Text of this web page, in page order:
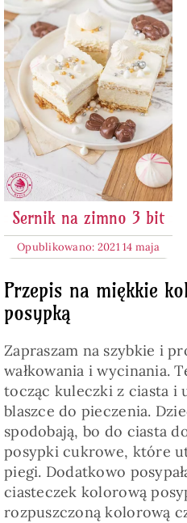
Sernik na zimno 3 bit
Opublikowano: 2021 14 maja
Przepis na miękkie
posypką
Zapraszam na szybkie i
wałkowania i wycinania.
tocząc kuleczki z ciasta i
blaszce do pieczenia.
spodobają, bo do ciasta
posypki cukrowe, które
piegi. Dodatkowo
ciasteczek kolorową
rozpuszczoną kolorową